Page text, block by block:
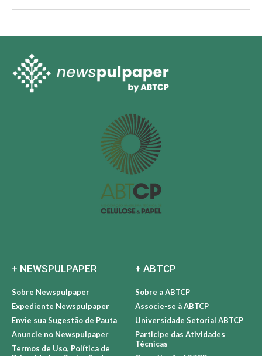
+ NEWSPULPAPER
Sobre Newspulpaper
Expediente Newspulpaper
Envie sua Sugestão de Pauta
+ ABTCP
Sobre a ABTCP
Associe-se à ABTCP
Universidade Setorial ABTCP